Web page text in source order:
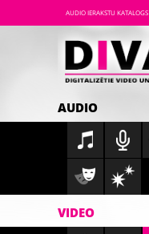
AUDIO IERAKSTU KATALOGS
AUDIO
VIDEO